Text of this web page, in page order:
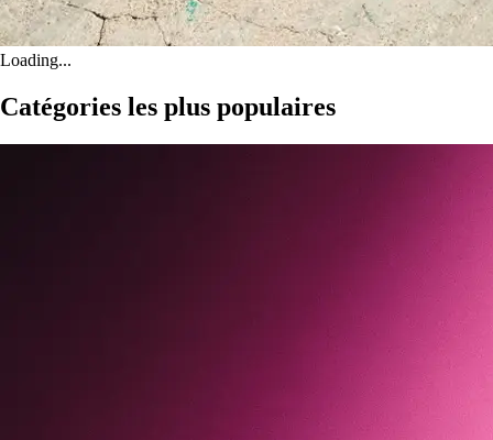
Loading...
Catégories les plus populaires